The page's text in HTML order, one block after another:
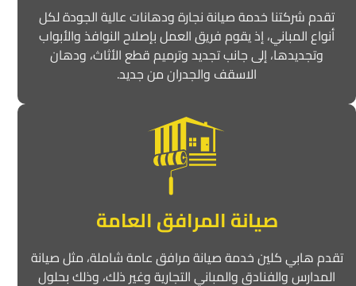
تقدم شركتنا خدمة صيانة نجارة ودهانات عالية الجودة لكل
أنواع المباني، إذ يقوم فريق العمل بإصلاح النوافذ والأبواب
وتجديدها، إلى جانب تجديد وترميم قطع الأثاث، ودهان
الاسقف والجدران من جديد.
صيانة المرافق العامة
تقدم هابي كلين خدمة صيانة مرافق عامة شاملة، مثل صيانة
المدارس والفنادق والمباني التجارية وغير ذلك، وذلك بحلول